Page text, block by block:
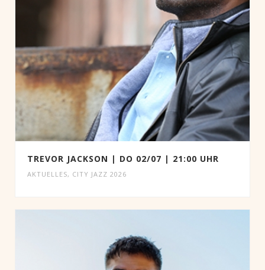
TREVOR JACKSON | DO 02/07 | 21:00 UHR
AKTUELLES, CITY JAZZ 2026